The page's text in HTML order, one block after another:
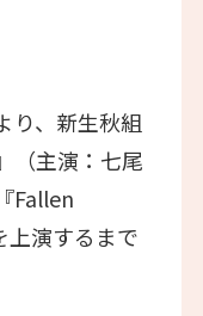
り、新生秋組
（主演：七尾
Fallen
演するまで